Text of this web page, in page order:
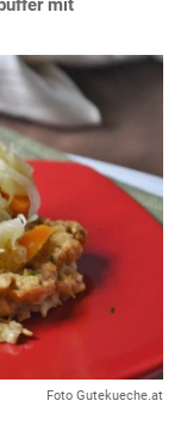
mit
Foto Gutekueche.at